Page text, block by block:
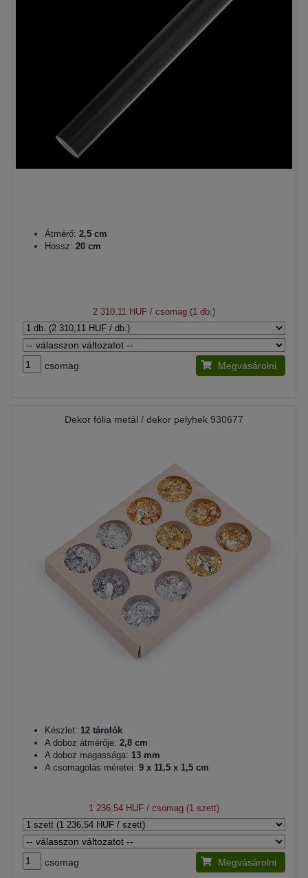
Átmérő: 2,5 cm
Hossz: 20 cm
2 310,11 HUF / csomag (1 db.)
csomag Megvásárolni
Dekor fólia metál / dekor pelyhek 930677
Készlet: 12 tárolók
A doboz átmérője: 2,8 cm
A doboz magassága: 13 mm
A csomagolás méretei: 9 x 11,5 x 1,5 cm
1 236,54 HUF / csomag (1 szett)
csomag Megvásárolni